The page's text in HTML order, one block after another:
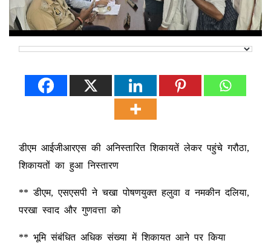
डीएम आईजीआरएस की अनिस्तारित शिकायतें लेकर पहुंचे गरौठा,
शिकायतों का हुआ निस्तारण
** डीएम, एसएसपी ने चखा पोषणयुक्त हलुवा व नमकीन दलिया,
परखा स्वाद और गुणवत्ता को
** भूमि संबंधित अधिक संख्या में शिकायत आने पर किया